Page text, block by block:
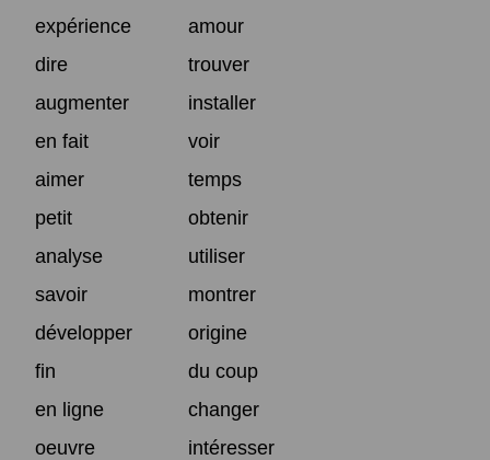
expérience
amour
dire
trouver
augmenter
installer
en fait
voir
aimer
temps
petit
obtenir
analyse
utiliser
savoir
montrer
développer
origine
fin
du coup
en ligne
changer
oeuvre
intéresser